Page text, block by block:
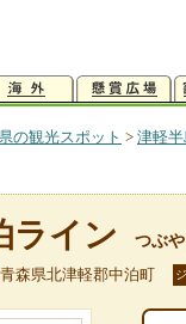
の観光スポット > 津軽
ライン つぶ
青森県北津軽郡中泊町